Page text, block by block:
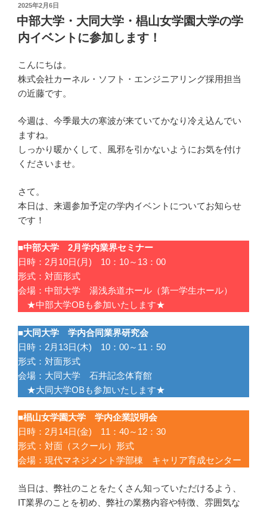
投
稿
日:
2025年2月6日
中部大学・大同大学・椙山女学園大学の学
内イベントに参加します！
こんにちは。
株式会社カーネル・ソフト・エンジニアリング採用担当
の近藤です。
今週は、今季最大の寒波が来ていてかなり冷え込んでい
ますね。
しっかり暖かくして、風邪を引かないようにお気を付け
くださいませ。
さて。
本日は、来週参加予定の学内イベントについてお知らせ
です！
■中部大学 2月学内業界セミナー
日時：2月10日(月) 10：10～13：00
形式：対面形式
会場：中部大学 湯浅糸道ホール（第一学生ホール）
★中部大学OBも参加いたします★
■大同大学 学内合同業界研究会
日時：2月13日(木) 10：00～11：50
形式：対面形式
会場：大同大学 石井記念体育館
★大同大学OBも参加いたします★
■椙山女学園大学 学内企業説明会
日時：2月14日(金) 11：40～12：30
形式：対面（スクール）形式
会場：現代マネジメント学部棟 キャリア育成センター
当日は、弊社のことをたくさん知っていただけるよう、
IT業界のことを初め、弊社の業務内容や特徴、雰囲気な